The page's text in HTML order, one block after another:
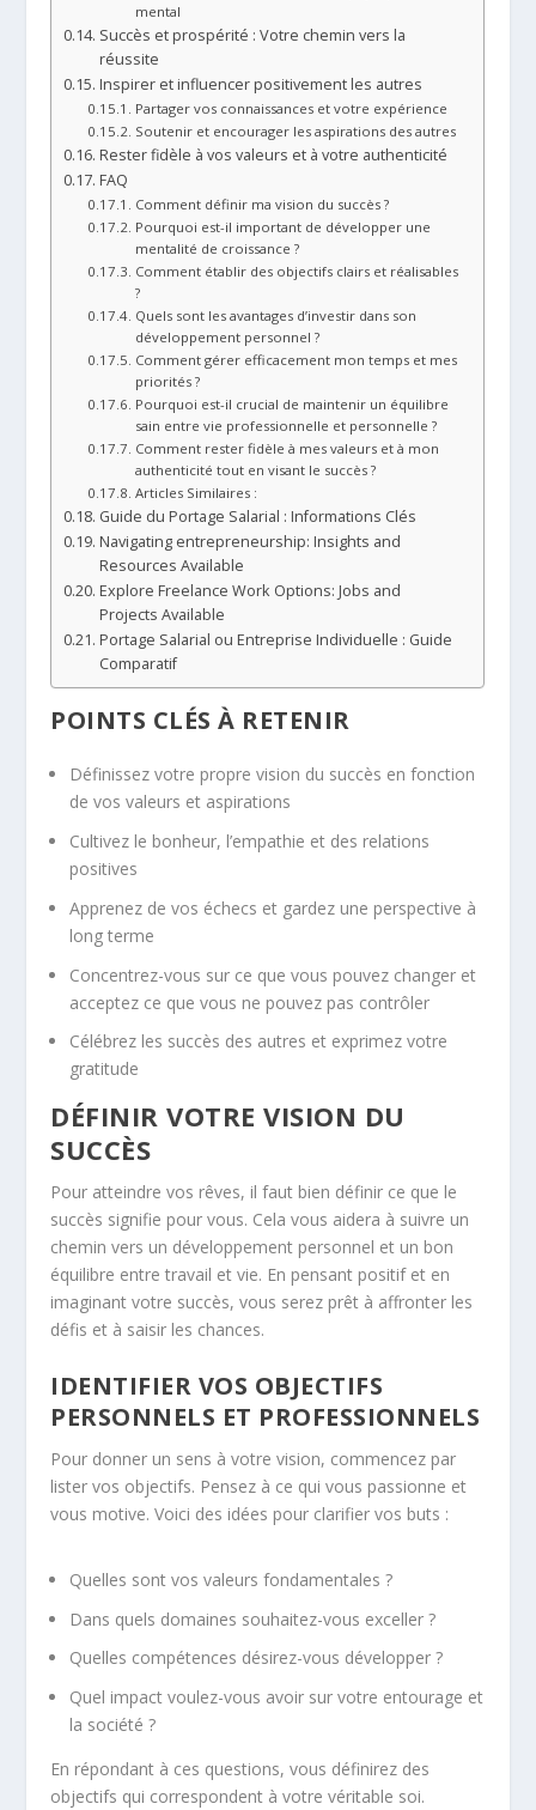
mental
Succès et prospérité : Votre chemin vers la
réussite
Inspirer et influencer positivement les autres
Partager vos connaissances et votre expérience
Soutenir et encourager les aspirations des autres
Rester fidèle à vos valeurs et à votre authenticité
FAQ
Comment définir ma vision du succès ?
Pourquoi est-il important de développer une
mentalité de croissance ?
Comment établir des objectifs clairs et réalisables
?
Quels sont les avantages d’investir dans son
développement personnel ?
Comment gérer efficacement mon temps et mes
priorités ?
Pourquoi est-il crucial de maintenir un équilibre
sain entre vie professionnelle et personnelle ?
Comment rester fidèle à mes valeurs et à mon
authenticité tout en visant le succès ?
Articles Similaires :
Guide du Portage Salarial : Informations Clés
Navigating entrepreneurship: Insights and
Resources Available
Explore Freelance Work Options: Jobs and
Projects Available
Portage Salarial ou Entreprise Individuelle : Guide
Comparatif
POINTS CLÉS À RETENIR
Définissez votre propre vision du succès en fonction
de vos valeurs et aspirations
Cultivez le bonheur, l’empathie et des relations
positives
Apprenez de vos échecs et gardez une perspective à
long terme
Concentrez-vous sur ce que vous pouvez changer et
acceptez ce que vous ne pouvez pas contrôler
Célébrez les succès des autres et exprimez votre
gratitude
DÉFINIR VOTRE VISION DU
SUCCÈS
Pour atteindre vos rêves, il faut bien définir ce que le
succès signifie pour vous. Cela vous aidera à suivre un
chemin vers un développement personnel et un bon
équilibre entre travail et vie. En pensant positif et en
imaginant votre succès, vous serez prêt à affronter les
défis et à saisir les chances.
IDENTIFIER VOS OBJECTIFS
PERSONNELS ET PROFESSIONNELS
Pour donner un sens à votre vision, commencez par
lister vos objectifs. Pensez à ce qui vous passionne et
vous motive. Voici des idées pour clarifier vos buts :
Quelles sont vos valeurs fondamentales ?
Dans quels domaines souhaitez-vous exceller ?
Quelles compétences désirez-vous développer ?
Quel impact voulez-vous avoir sur votre entourage et
la société ?
En répondant à ces questions, vous définirez des
objectifs qui correspondent à votre véritable soi.